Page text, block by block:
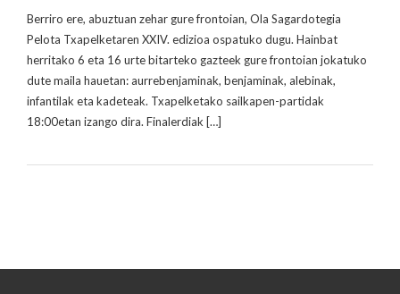
Berriro ere, abuztuan zehar gure frontoian, Ola Sagardotegia
Pelota Txapelketaren XXIV. edizioa ospatuko dugu. Hainbat
herritako 6 eta 16 urte bitarteko gazteek gure frontoian jokatuko
dute maila hauetan: aurrebenjaminak, benjaminak, alebinak,
infantilak eta kadeteak. Txapelketako sailkapen-partidak
18:00etan izango dira. Finalerdiak […]